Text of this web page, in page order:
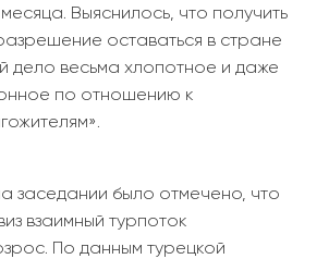
Выяснилось, что получить
оставаться в стране
дело весьма хлопотное и даже
по отношению к
заседании было отмечено, что
взаимный турпоток
По данным турецкой